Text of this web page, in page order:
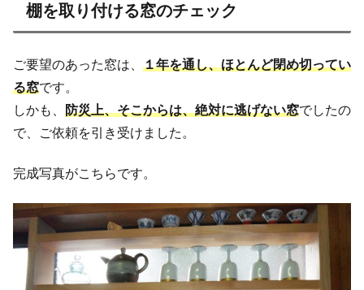
棚を取り付ける窓のチェック
ご要望のあった窓は、 １年を通し、ほとんど閉め切ってい
る窓です。
しかも、 防災上、そこからは、絶対に逃げない窓でしたの
で、ご依頼を引き受けました。
完成写真がこちらです。